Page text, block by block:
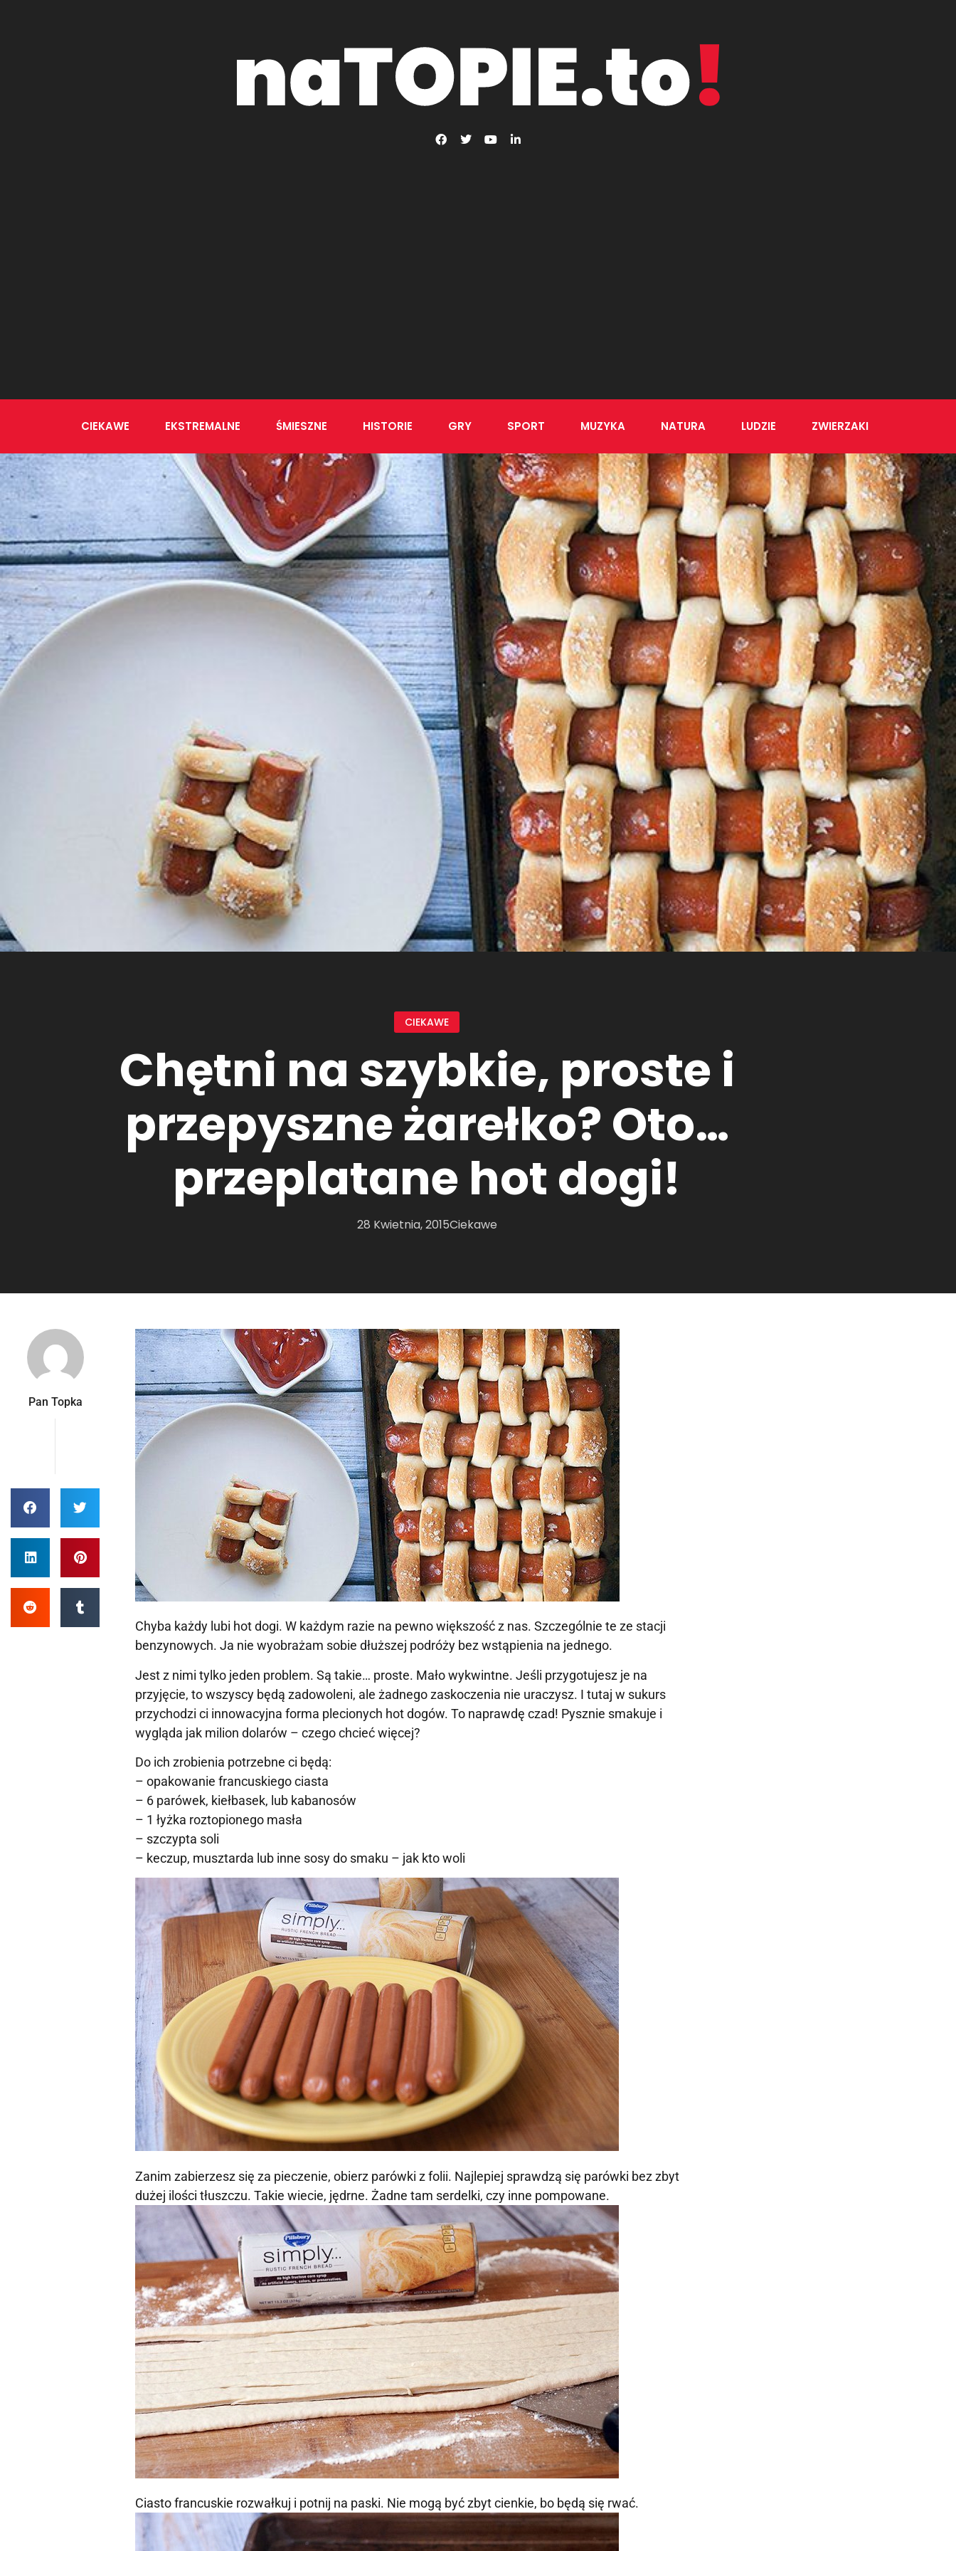
CIEKAWE EKSTREMALNE ŚMIESZNE HISTORIE GRY SPORT MUZYKA NATURA LUDZIE ZWIERZAKI
CIEKAWE
Chętni na szybkie, proste i
przepyszne żarełko? Oto…
przeplatane hot dogi!
28 Kwietnia, 2015Ciekawe
Pan Topka
Chyba każdy lubi hot dogi. W każdym razie na pewno większość z nas. Szczególnie te ze stacji
benzynowych. Ja nie wyobrażam sobie dłuższej podróży bez wstąpienia na jednego.
Jest z nimi tylko jeden problem. Są takie… proste. Mało wykwintne. Jeśli przygotujesz je na
przyjęcie, to wszyscy będą zadowoleni, ale żadnego zaskoczenia nie uraczysz. I tutaj w sukurs
przychodzi ci innowacyjna forma plecionych hot dogów. To naprawdę czad! Pysznie smakuje i
wygląda jak milion dolarów – czego chcieć więcej?
Do ich zrobienia potrzebne ci będą:
– opakowanie francuskiego ciasta
– 6 parówek, kiełbasek, lub kabanosów
– 1 łyżka roztopionego masła
– szczypta soli
– keczup, musztarda lub inne sosy do smaku – jak kto woli
Zanim zabierzesz się za pieczenie, obierz parówki z folii. Najlepiej sprawdzą się parówki bez zbyt
dużej ilości tłuszczu. Takie wiecie, jędrne. Żadne tam serdelki, czy inne pompowane.
Ciasto francuskie rozwałkuj i potnij na paski. Nie mogą być zbyt cienkie, bo będą się rwać.